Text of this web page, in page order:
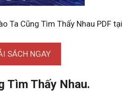
Ta Cũng Tìm Thấy Nhau PDF
SÁCH NGAY
Tìm Thấy Nhau.